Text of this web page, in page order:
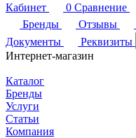
Кабинет
0 Сравнение
Бренды
Отзывы
Документы
Реквизиты
Интернет-магазин
Каталог
Бренды
Услуги
Статьи
Компания